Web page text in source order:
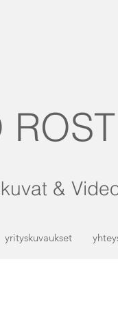
&
yrityskuvaukset